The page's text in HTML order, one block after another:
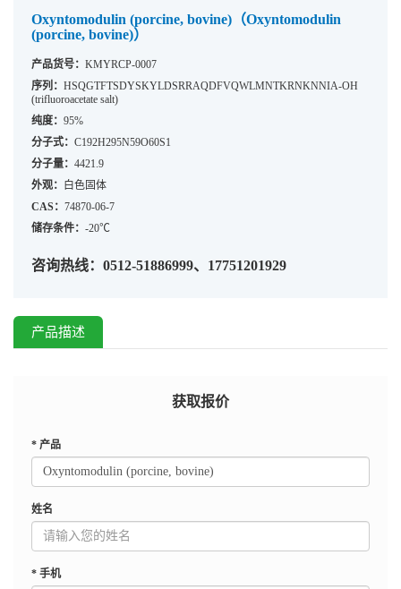
Oxyntomodulin (porcine, bovine)（Oxyntomodulin
(porcine, bovine)）
产品货号： KMYRCP-0007
序列： HSQGTFTSDYSKYLDSRRAQDFVQWLMNTKRNKNNIA-OH
(trifluoroacetate salt)
纯度： 95%
分子式： C192H295N59O60S1
分子量： 4421.9
外观： 白色固体
CAS： 74870-06-7
储存条件： -20℃
咨询热线：0512-51886999、17751201929
产品描述
获取报价
* 产品
姓名
* 手机